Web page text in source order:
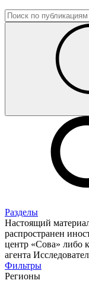
Разделы
Настоящий
распространен
центр «Сова» либо
агента
Фильтры
Регионы